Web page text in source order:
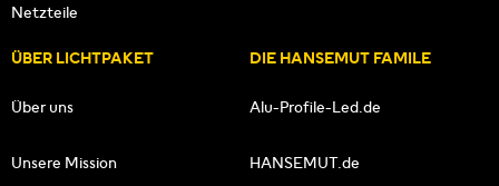
Netzteile
ÜBER LICHTPAKET
Über uns
Unsere Mission
DIE HANSEMUT FAMILE
Alu-Profile-Led.de
HANSEMUT.de